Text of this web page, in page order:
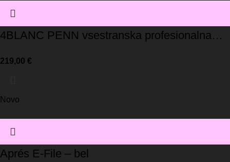
4BLANC PENN vsestranska profesionalna
219,00 €
Novo
Aprés E-File – bel